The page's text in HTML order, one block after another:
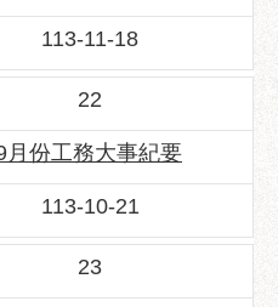
113-11-18
22
月份工務大事紀要
113-10-21
23